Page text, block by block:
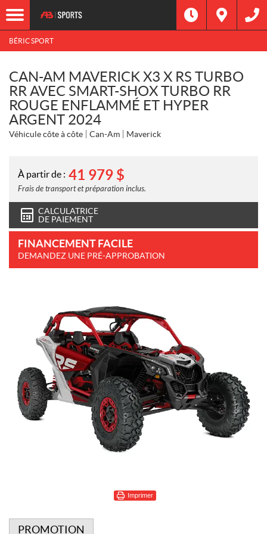
BÉRIC SPORT
CAN-AM MAVERICK X3 X RS TURBO
RR AVEC SMART-SHOX TURBO RR
ROUGE ENFLAMMÉ ET HYPER
ARGENT 2024
Véhicule côte à côte Can-Am Maverick
À partir de : 41 979 $
Frais de transport et préparation inclus.
CALCULATRICE
DE PAIEMENT
FINANCEMENT FACILE
DEMANDEZ UNE PRÉ-APPROBATION
Imprimer
PROMOTION